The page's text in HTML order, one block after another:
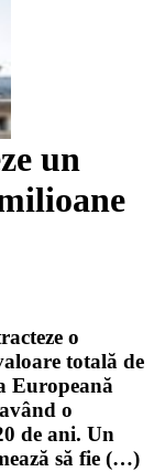
un
o
totală de
Europeană
o
de ani. Un
să fie (…)